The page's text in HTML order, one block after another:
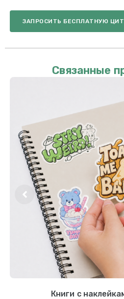
ЗАПРОСИТЬ БЕСПЛАТНУЮ
Связанные
Книги с